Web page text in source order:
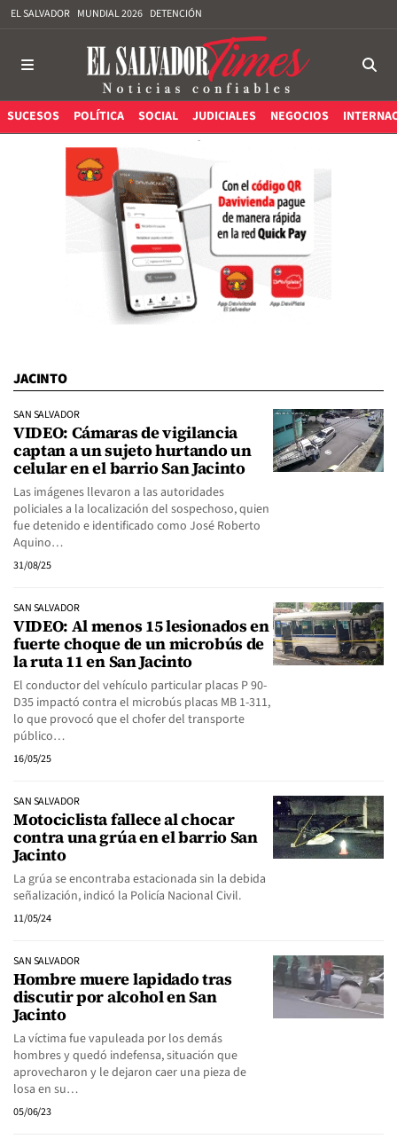
EL SALVADOR MUNDIAL 2026 DETENCIÓN
SUCESOS POLÍTICA SOCIAL JUDICIALES NEGOCIOS
JACINTO
SAN SALVADOR
VIDEO: Cámaras de vigilancia
captan a un sujeto hurtando un
celular en el barrio San Jacinto
Las imágenes llevaron a las autoridades
policiales a la localización del sospechoso, quien
fue detenido e identificado como José Roberto
Aquino…
31/08/25
SAN SALVADOR
VIDEO: Al menos 15 lesionados en
fuerte choque de un microbús de
la ruta 11 en San Jacinto
El conductor del vehículo particular placas P 90-
D35 impactó contra el microbús placas MB 1-311,
lo que provocó que el chofer del transporte
público…
16/05/25
SAN SALVADOR
Motociclista fallece al chocar
contra una grúa en el barrio San
Jacinto
La grúa se encontraba estacionada sin la debida
señalización, indicó la Policía Nacional Civil.
11/05/24
SAN SALVADOR
Hombre muere lapidado tras
discutir por alcohol en San
Jacinto
La víctima fue vapuleada por los demás
hombres y quedó indefensa, situación que
aprovecharon y le dejaron caer una pieza de
losa en su…
05/06/23